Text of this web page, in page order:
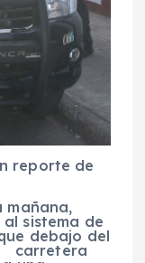
reporte de
mañana,
sistema de
debajo del
carretera